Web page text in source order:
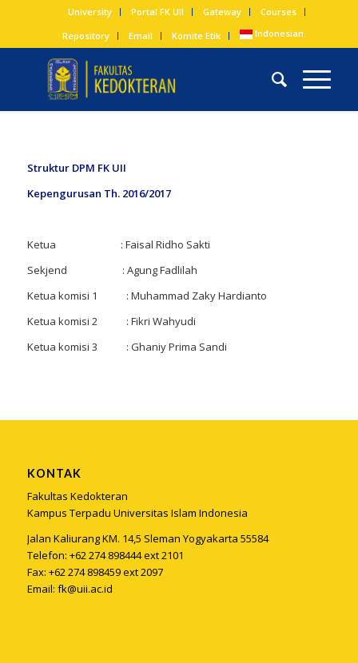
University Portal FK UII Gateway
Courses
Repository
Email Komite Etik Indonesian
Struktur DPM FK UII
Kepengurusan Th. 2016/2017
Ketua : Faisal Ridho Sakti
Sekjend : Agung Fadlilah
Ketua komisi 1 : Muhammad Zaky Hardianto
Ketua komisi 2 : Fikri Wahyudi
Ketua komisi 3 : Ghaniy Prima Sandi
KONTAK
Fakultas Kedokteran
Kampus Terpadu Universitas Islam Indonesia
Jalan Kaliurang KM. 14,5 Sleman Yogyakarta 55584
Telefon: +62 274 898444 ext 2101
Fax: +62 274 898459 ext 2097
Email: fk@uii.ac.id